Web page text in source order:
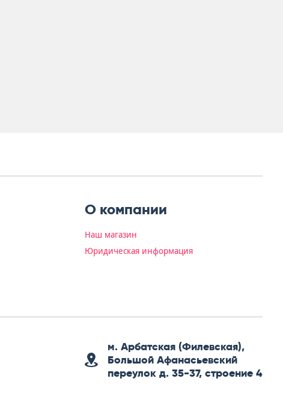
О компании
Наш магазин
Юридическая информация
м. Арбатская (Филевская),
Большой Афанасьевский
переулок д. 35-37, строение 4